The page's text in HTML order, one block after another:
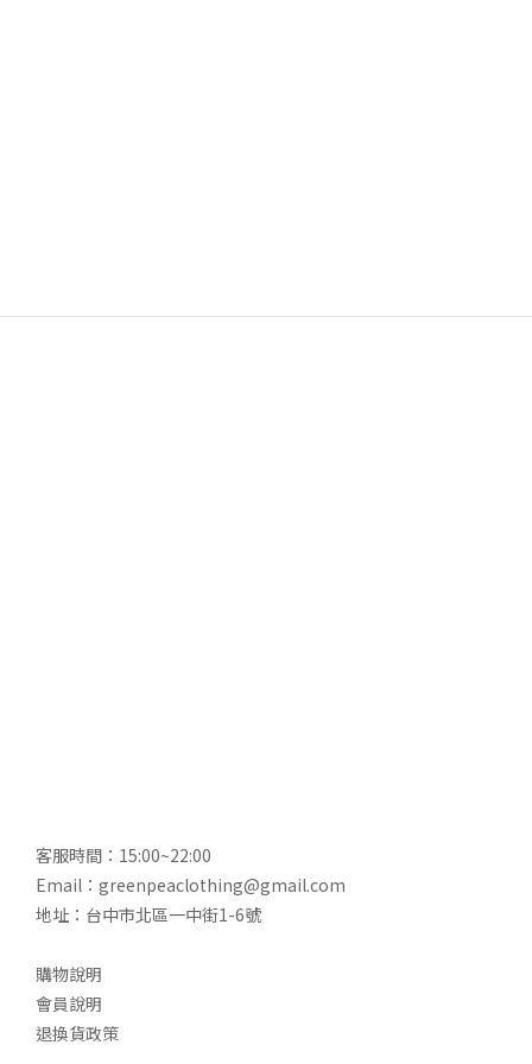
客服時間：15:00~22:00
Email：greenpeaclothing@gmail.com
地址：台中市北區一中街1-6號
購物說明
會員說明
退換貨政策